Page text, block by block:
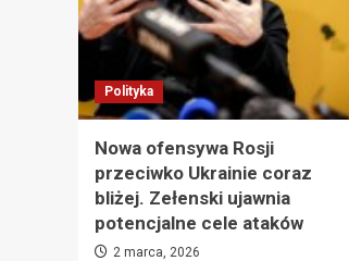
Zobacz
najświeższą
zapowiedź
Stranger
Things
7.
odsłona
Stranger
Things
—
w
głosowaniu
Polityka
Nowa ofensywa Rosji
przeciwko Ukrainie coraz
bliżej. Zełenski ujawnia
potencjalne cele ataków
2 marca, 2026